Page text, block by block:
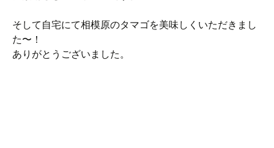
そして自宅にて相模原のタマゴを美味しくいただきまし
た〜！
ありがとうございました。